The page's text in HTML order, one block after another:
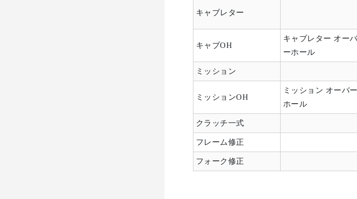
キャブレター
キャブOH
キャブレター オー
ーホール
ミッション
ミッションOH
ミッション オーバー
ホール
クラッチ一式
フレーム修正
フォーク修正